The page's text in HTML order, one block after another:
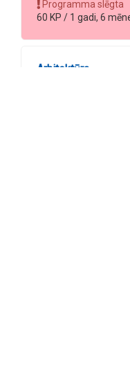
Programma slēgta
60 KP / 1 gadi, 6
Arhitektūra